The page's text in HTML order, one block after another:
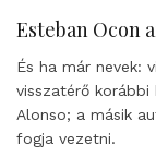
Esteban Ocon
És ha már nevek:
visszatérő korábbi
Alonso; a másik
fogja vezetni.